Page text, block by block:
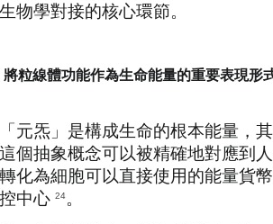
物學對接的核心環節。
粒線體功能作為生命能量的重要表現形
元炁」是構成生命的根本能量，
個抽象概念可以被精確地對應到
化為細胞可以直接使用的能量
中心 24。